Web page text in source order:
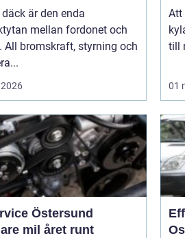
är den enda
mellan fordonet och
All bromskraft, styrning och
Att
till
01
Östersund
mil året runt